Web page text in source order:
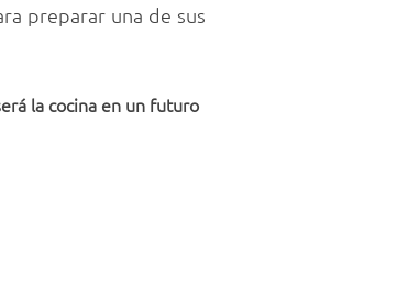
preparar una de sus
la cocina en un futuro